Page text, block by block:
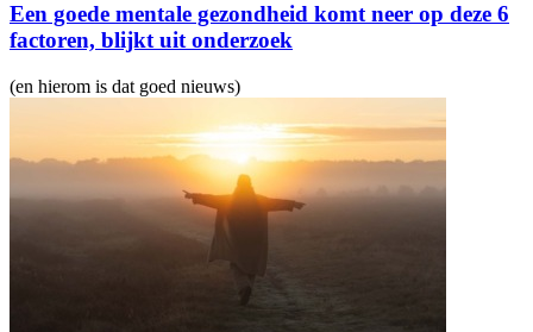
Een goede mentale gezondheid komt neer op deze 6
factoren, blijkt uit onderzoek
(en hierom is dat goed nieuws)